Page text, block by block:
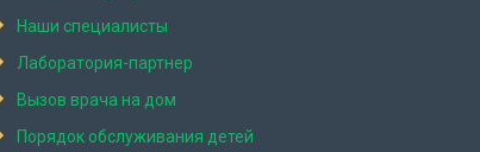
Наши специалисты
Лаборатория-партнер
Вызов врача на дом
Порядок обслуживания детей